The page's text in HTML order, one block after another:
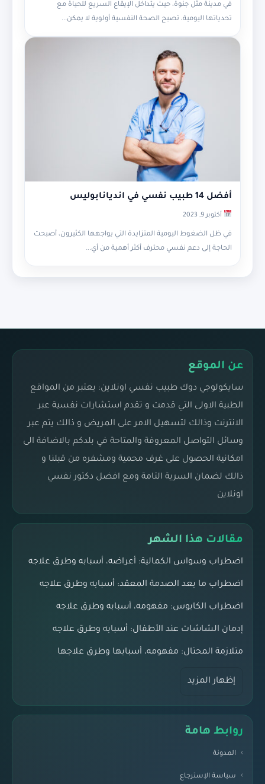
في مدينة مثل جنوة، حيث يتداخل الإيقاع السريع للحياة مع
تحدياتها اليومية، تصبح الصحة النفسية أولوية لا يمكن...
أفضل 14 طبيب نفسي في انديانابوليس
أكتوبر 9, 2023
في ظل الضغوط اليومية المتزايدة التي يواجهها الكثيرون، أصبحت
الحاجة إلى دعم نفسي محترف أكثر أهمية من أي...
عن الموقع
سايكولوجي دوك طبيب نفسي اونلاين: يعتبر من المواقع
الطبية الاولى التي قدمت و تقدم استشارات نفسية عبر
الانترنت وذالك لتسهيل الامر على المريض و ذالك يتم عبر
وسائل التواصل المعروفة والمتاحة في بلدكم بالاضافة الى
امكانية الحصول على غرف محمية ومشفره من قبلنا و
ذالك لضمان السرية التامة ومع افضل دكتور نفسي
اونلاين
مقالات هذا الشهر
اضطراب وسواس الكمالية: أعراضه، أسبابه وطرق علاجه
اضطراب ما بعد الصدمة المعقد: أسبابه وطرق علاجه
اضطراب الكابوس: مفهومه، أسبابه وطرق علاجه
إدمان الشاشات عند الأطفال: أسبابه وطرق علاجه
متلازمة المحتال: مفهومه، أسبابها وطرق علاجها
إظهار المزيد
روابط هامة
المدونة
سياسة الإسترجاع